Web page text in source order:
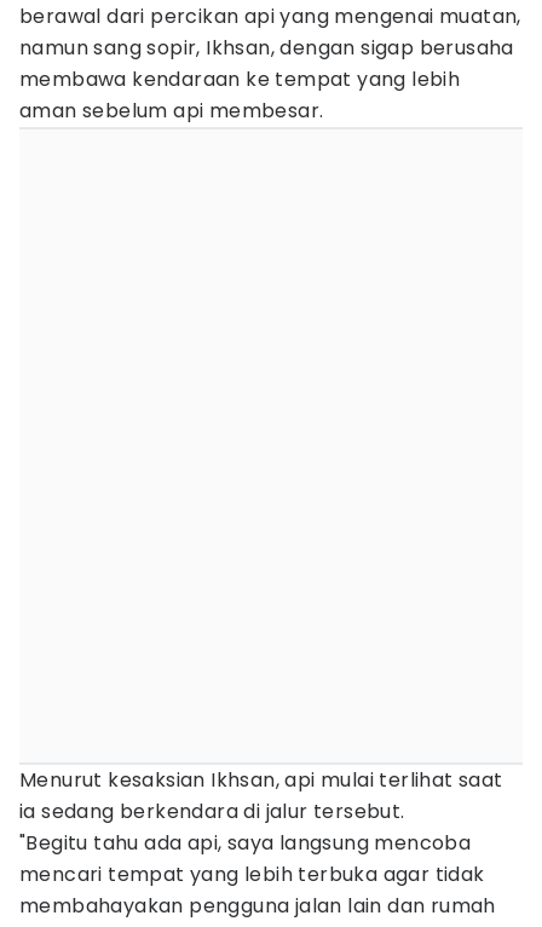
berawal dari percikan api yang mengenai muatan,
namun sang sopir, Ikhsan, dengan sigap berusaha
membawa kendaraan ke tempat yang lebih
aman sebelum api membesar.
Menurut kesaksian Ikhsan, api mulai terlihat saat
ia sedang berkendara di jalur tersebut.
"Begitu tahu ada api, saya langsung mencoba
mencari tempat yang lebih terbuka agar tidak
membahayakan pengguna jalan lain dan rumah